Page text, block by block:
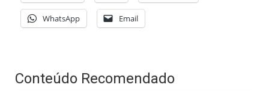
WhatsApp Email
Conteúdo Recomendado